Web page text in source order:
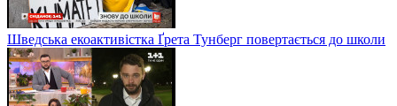
Шведська екоактивістка Ґрета Тунберг повертається до школи